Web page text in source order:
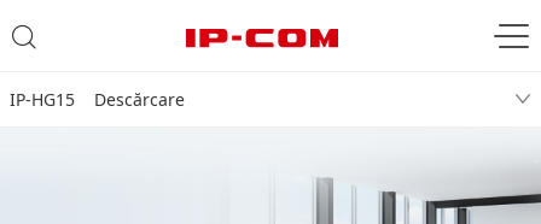
IP-HG15 Descărcare